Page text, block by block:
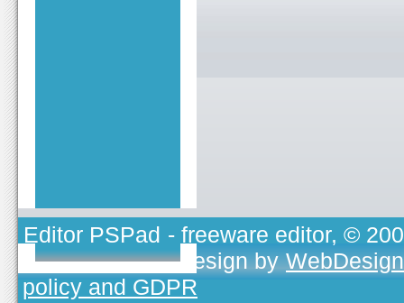
Editor PSPad - freeware editor, ©
TOJEONO.CZ, design by
policy and GDPR